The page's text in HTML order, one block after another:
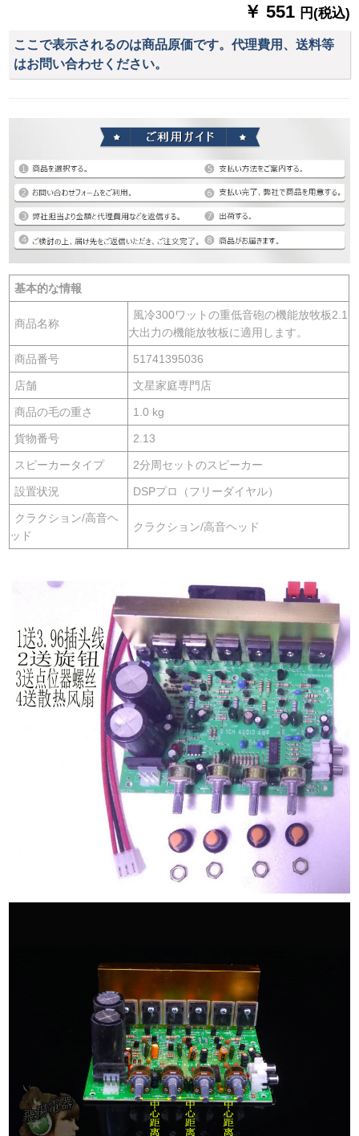
￥ 551 円(税込)
ここで表示されるのは商品原価です。代理費用、送料等
はお問い合わせください。
基本的な情報
商品名称
風冷300ワットの重低音砲の機能放牧板2.1
大出力の機能放牧板に適用します。
商品番号 51741395036
店舗 文星家庭専門店
商品の毛の重さ 1.0 kg
貨物番号 2.13
スピーカータイプ 2分周セットのスピーカー
設置状況 DSPプロ（フリーダイヤル）
クラクション/高音ヘ
ッド
クラクション/高音ヘッド